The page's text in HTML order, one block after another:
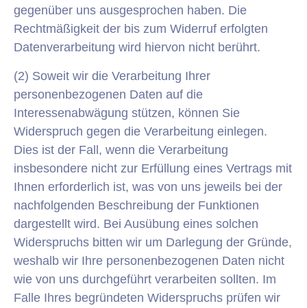
gegenüber uns ausgesprochen haben. Die
Rechtmäßigkeit der bis zum Widerruf erfolgten
Datenverarbeitung wird hiervon nicht berührt.
(2) Soweit wir die Verarbeitung Ihrer
personenbezogenen Daten auf die
Interessenabwägung stützen, können Sie
Widerspruch gegen die Verarbeitung einlegen.
Dies ist der Fall, wenn die Verarbeitung
insbesondere nicht zur Erfüllung eines Vertrags mit
Ihnen erforderlich ist, was von uns jeweils bei der
nachfolgenden Beschreibung der Funktionen
dargestellt wird. Bei Ausübung eines solchen
Widerspruchs bitten wir um Darlegung der Gründe,
weshalb wir Ihre personenbezogenen Daten nicht
wie von uns durchgeführt verarbeiten sollten. Im
Falle Ihres begründeten Widerspruchs prüfen wir